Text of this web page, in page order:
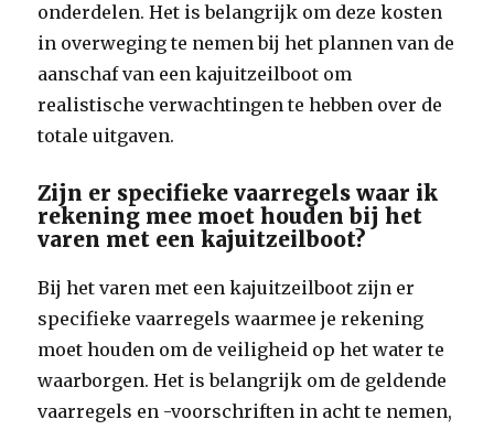
onderdelen. Het is belangrijk om deze kosten
in overweging te nemen bij het plannen van de
aanschaf van een kajuitzeilboot om
realistische verwachtingen te hebben over de
totale uitgaven.
Zijn er specifieke vaarregels waar ik
rekening mee moet houden bij het
varen met een kajuitzeilboot?
Bij het varen met een kajuitzeilboot zijn er
specifieke vaarregels waarmee je rekening
moet houden om de veiligheid op het water te
waarborgen. Het is belangrijk om de geldende
vaarregels en -voorschriften in acht te nemen,